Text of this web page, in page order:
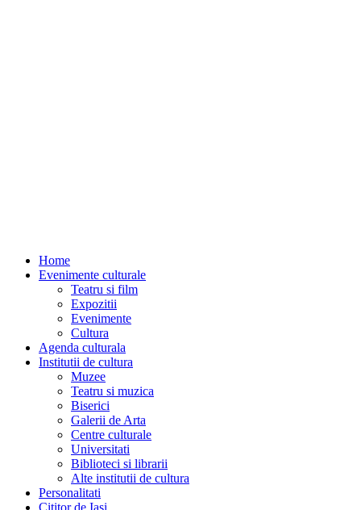
Home
Evenimente culturale
Teatru si film
Expozitii
Evenimente
Cultura
Agenda culturala
Institutii de cultura
Muzee
Teatru si muzica
Biserici
Galerii de Arta
Centre culturale
Universitati
Biblioteci si librarii
Alte institutii de cultura
Personalitati
Cititor de Iasi